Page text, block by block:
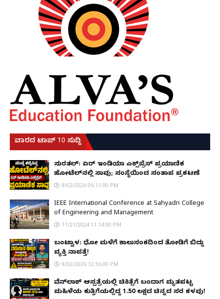
ವಾರದ ಟಾಪ್ 10 ಸುದ್ದಿ
ಸುರತ್ಕಲ್: ಏರ್ ಇಂಡಿಯಾ ಎಕ್ಸ್‌ಪ್ರೆಸ್ ಪ್ರಯಾಣಿಕ
ಹೋಟೆಲ್‌ನಲ್ಲಿ ಸಾವು; ಸಂಸ್ಥೆಯಿಂದ ಸಂತಾಪ ಪ್ರಕಟಣೆ
8/02/2026 06:11:00 PM
IEEE International Conference at Sahyadri College
of Engineering and Management
11/21/2024 11:14:00 PM
ಬಂಟ್ವಾಳ: ಧೋ ಮಳೆಗೆ ಕಾಲುಸಂಕದಿಂದ ತೋಡಿಗೆ ಬಿದ್ದು
ವ್ಯಕ್ತಿ ನಾಪತ್ತೆ!
8/02/2026 12:36:00 PM
ವೆನ್‌ಲಾಕ್ ಆಸ್ಪತ್ರೆಯಲ್ಲಿ ಚಿಕಿತ್ಸೆಗೆ ಬಂದಾಗ ಮೃತಪಟ್ಟ
ಮಹಿಳೆಯ ಕುತ್ತಿಗೆಯಲ್ಲಿದ್ದ ₹1.50 ಲಕ್ಷದ ಚಿನ್ನದ ಸರ ಕಳವು!